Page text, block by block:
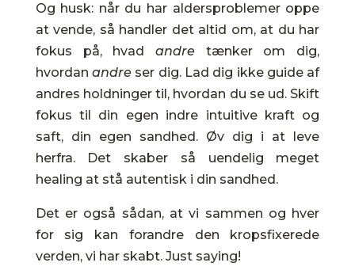
Og husk: når du har aldersproblemer oppe
at vende, så handler det altid om, at du har
fokus på, hvad andre tænker om dig,
hvordanandre ser dig. Lad dig ikke guide af
andres holdninger til, hvordan du se ud. Skift
fokus til din egen indre intuitive kraft og
saft, din egen sandhed. Øv dig i at leve
herfra. Det skaber så uendelig meget
healing at stå autentisk i din sandhed.
Det er også sådan, at vi sammen og hver
for sig kan forandre den kropsfixerede
verden, vi har skabt. Just saying!